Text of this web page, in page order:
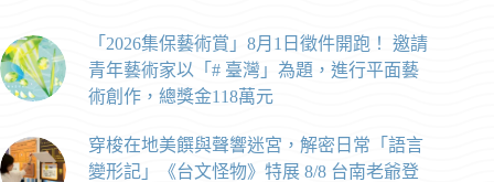
「2026集保藝術賞」8月1日徵件開跑！ 邀請
青年藝術家以「# 臺灣」為題，進行平面藝
術創作，總獎金118萬元
穿梭在地美饌與聲響迷宮，解密日常「語言
變形記」《台文怪物》特展 8/8 台南老爺登